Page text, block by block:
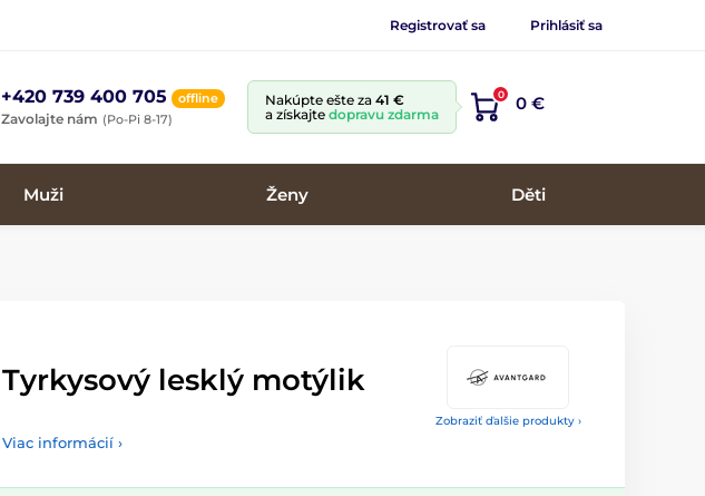
Registrovať sa Prihlásiť sa
+420 739 400 705 offline
Zavolajte nám (Po-Pi 8-17)
Nakúpte ešte za 41 €
a získajte dopravu zdarma
0 0 €
Muži Ženy Děti
Zobraziť ďalšie produkty ›
Tyrkysový lesklý motýlik
Viac informácií ›